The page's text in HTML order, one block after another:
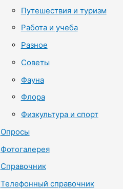
Путешествия и туризм
Работа и учеба
Разное
Советы
Фауна
Флора
Физкультура и спорт
Опросы
Фотогалерея
Справочник
Телефонный справочник